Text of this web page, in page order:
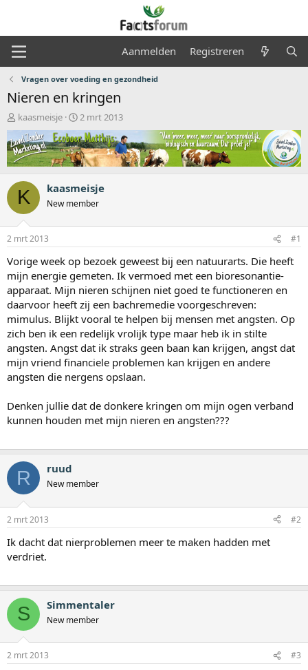
Aanmelden Registreren
Vragen over voeding en gezondheid
Nieren en kringen
O
n
d
e
r
w
e
r
p
s
t
r
t
e
r
kaasmeisje
S
t
a
r
t
a
t
m
2 mrt 2013
K kaasmeisje
New member
2 mrt 2013 #1
Vorige week op bezoek geweest bij een natuurarts. Die heeft
mijn energie gemeten. Ik vermoed met een bioresonantie-
apparaat. Mijn nieren schijnen niet goed te functioneren en
daarvoor heeft zij een bachremedie voorgeschreven:
mimulus. Blijkt vooral te helpen bij mensen met angsten. Op
zich ben ik een redelijk vrolijk type maar heb ik in stilte
angsten. Angst dat ik straks geen baan kan krijgen, angst dat
mijn vriend financiele problemen kan krijgen en andere
angsten die nergens opslaan.
Denken jullie dat de donkere kringen om mijn ogen verband
kunnen houden met mijn nieren en angsten???
R ruud
New member
2 mrt 2013 #2
Ik dacht dat nierproblemen meer te maken hadden met
verdriet.
S Simmentaler
New member
2 mrt 2013 #3